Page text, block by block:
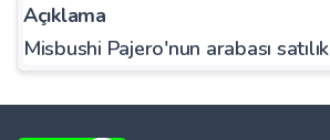
Açıklama
Misbushi Pajero'nun arabası satılık